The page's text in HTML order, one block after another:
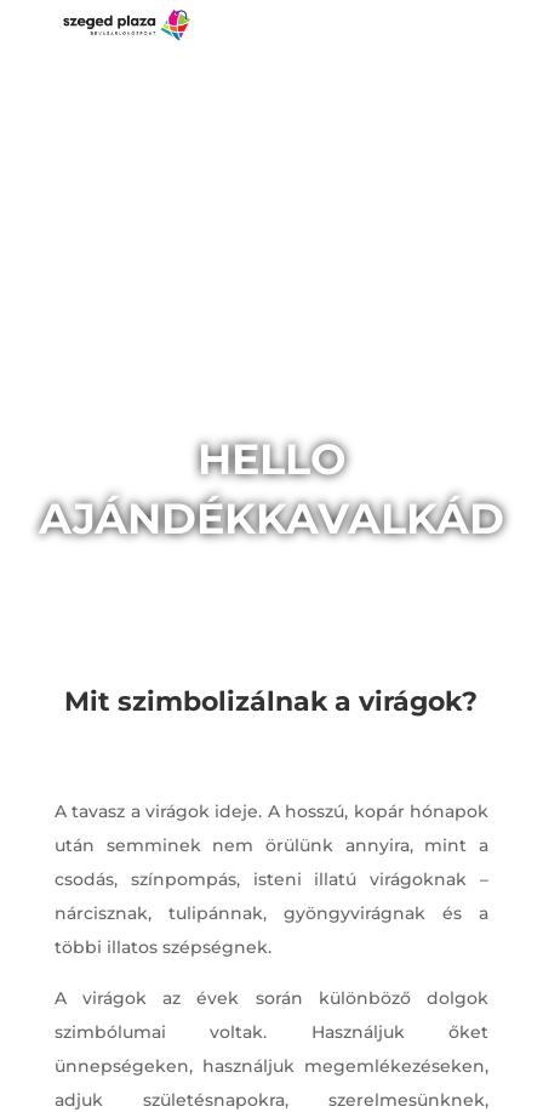
HELLO
AJÁNDÉKKAVALKÁD
Mit szimbolizálnak a virágok?
A tavasz a virágok ideje. A hosszú, kopár hónapok
után semminek nem örülünk annyira, mint a
csodás, színpompás, isteni illatú virágoknak –
nárcisznak, tulipánnak, gyöngyvirágnak és a
többi illatos szépségnek.
A virágok az évek során különböző dolgok
szimbólumai voltak. Használjuk őket
ünnepségeken, használjuk megemlékezéseken,
adjuk születésnapokra, szerelmesünknek,